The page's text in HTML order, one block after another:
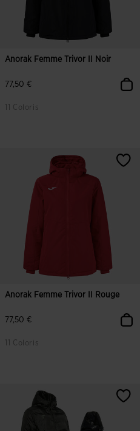
Anorak Femme Trivor II Noir
77,50 €
11 Coloris
3,1 sur 5 Évaluation du client
Anorak Femme Trivor II Rouge
77,50 €
11 Coloris
5 sur 5 Évaluation du client